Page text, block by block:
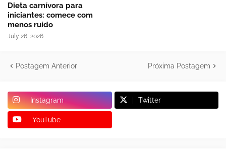
Dieta carnívora para
iniciantes: comece com
menos ruído
July 26, 2026
Postagem Anterior Próxima Postagem
Instagram Twitter
YouTube